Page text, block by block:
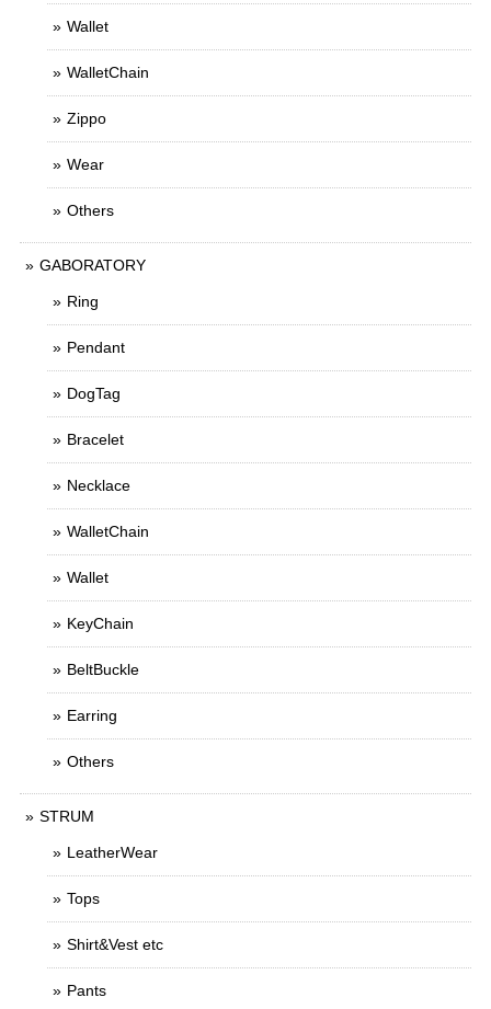
Wallet
WalletChain
Zippo
Wear
Others
GABORATORY
Ring
Pendant
DogTag
Bracelet
Necklace
WalletChain
Wallet
KeyChain
BeltBuckle
Earring
Others
STRUM
LeatherWear
Tops
Shirt&Vest etc
Pants